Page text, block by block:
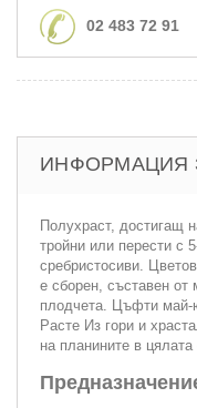
02 483 72 91
ИНФОРМАЦИЯ
Полухраст, достигащ
тройни или перести с
сребристосиви.
е сборен, съставен от
плодчета. Цъфти май-
Расте Из гори и
на планините в цялата